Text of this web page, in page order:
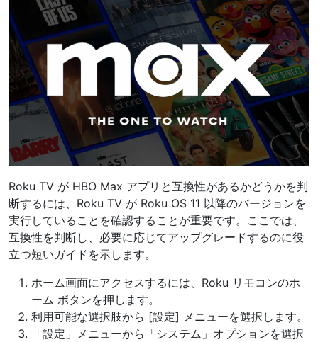
Roku TV が HBO Max アプリと互換性があるかどうかを判
断するには、Roku TV が Roku OS 11 以降のバージョンを
実行していることを確認することが重要です。ここでは、
互換性を判断し、必要に応じてアップグレードするのに役
立つ短いガイドを示します。
ホーム画面にアクセスするには、Roku リモコンのホ
ーム ボタンを押します。
利用可能な選択肢から [設定] メニューを選択します。
「設定」メニューから「システム」オプションを選択